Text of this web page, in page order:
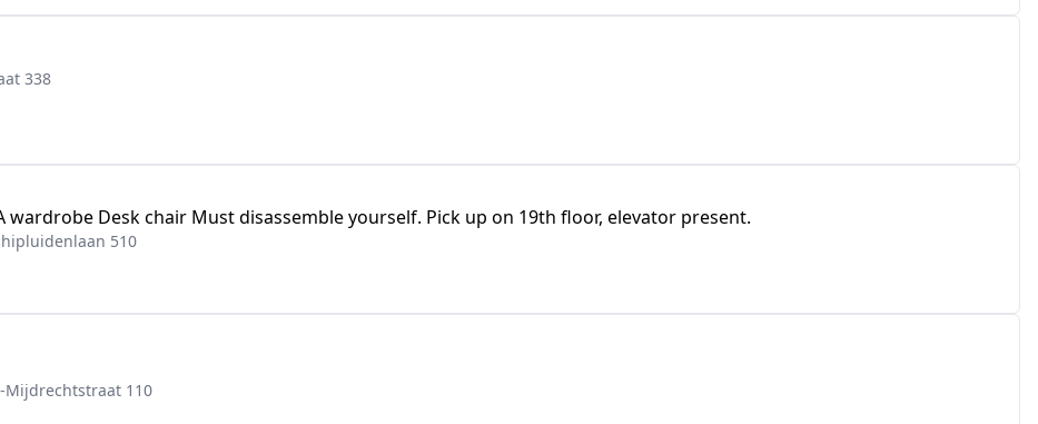
338
wardrobe Desk chair Must disassemble yourself. Pick up on 19th floor, elevator present.
510
110